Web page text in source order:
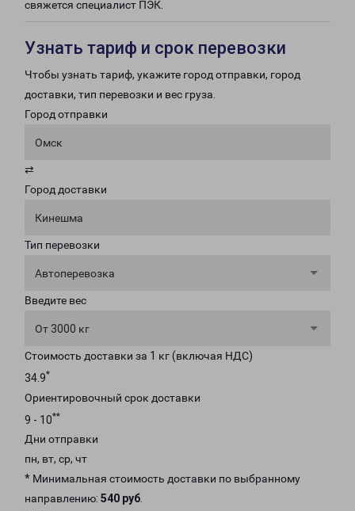
свяжется специалист ПЭК.
Узнать тариф и срок перевозки
Чтобы узнать тариф, укажите город отправки, город
доставки, тип перевозки и вес груза.
Город отправки
Омск
⇄
Город доставки
Кинешма
Тип перевозки
Автоперевозка
Введите вес
От 3000 кг
Стоимость доставки за 1 кг (включая НДС)
34.9*
Ориентировочный срок доставки
9 - 10**
Дни отправки
пн, вт, ср, чт
* Минимальная стоимость доставки по выбранному
направлению: 540 руб.